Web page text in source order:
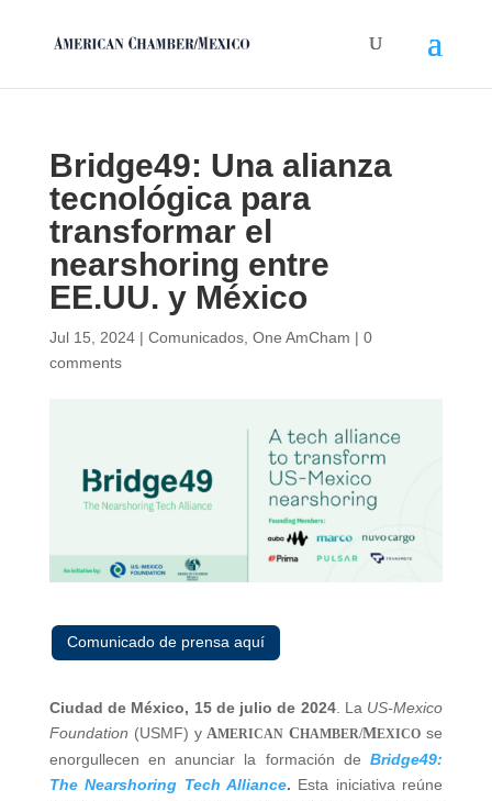
Bridge49: Una alianza
tecnológica para
transformar el
nearshoring entre
EE.UU. y México
Jul 15, 2024| Comunicados, One AmCham | 0
comments
Comunicado de prensa aquí
Ciudad de México, 15 de julio de 2024. La US-Mexico
Foundation (USMF) y AMERICAN CHAMBER/MEXICO se
enorgullecen en anunciar la formación deBridge49:
The Nearshoring Tech Alliance. Esta iniciativa reúne